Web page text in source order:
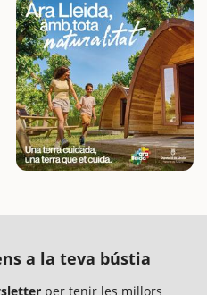
a la teva bústia
per tenir les millors